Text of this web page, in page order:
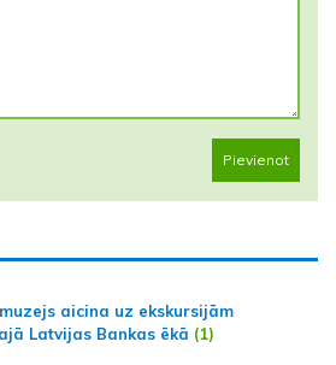
Pievienot
aicina uz ekskursijām
Latvijas Bankas ēkā (1)